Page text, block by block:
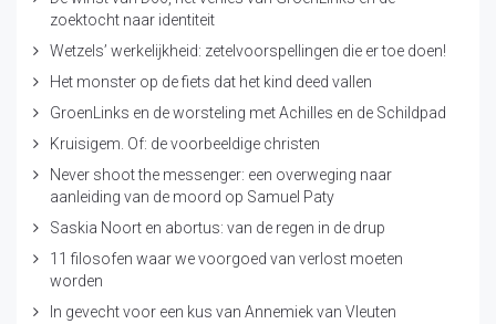
zoektocht naar identiteit
Wetzels’ werkelijkheid: zetelvoorspellingen die er toe doen!
Het monster op de fiets dat het kind deed vallen
GroenLinks en de worsteling met Achilles en de Schildpad
Kruisigem. Of: de voorbeeldige christen
Never shoot the messenger: een overweging naar
aanleiding van de moord op Samuel Paty
Saskia Noort en abortus: van de regen in de drup
11 filosofen waar we voorgoed van verlost moeten
worden
In gevecht voor een kus van Annemiek van Vleuten